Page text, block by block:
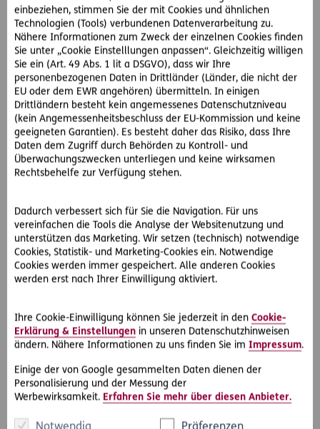
einbeziehen, stimmen Sie der mit Cookies und ähnlichen
Technologien (Tools) verbundenen Datenverarbeitung zu.
Nähere Informationen zum Zweck der einzelnen Cookies finden
Sie unter „Cookie Einstelllungen anpassen“. Gleichzeitig willigen
Sie ein (Art. 49 Abs. 1 lit a DSGVO), dass wir Ihre
personenbezogenen Daten in Drittländer (Länder, die nicht der
EU oder dem EWR angehören) übermitteln. In einigen
Drittländern besteht kein angemessenes Datenschutzniveau
(kein Angemessenheitsbeschluss der EU-Kommission und keine
geeigneten Garantien). Es besteht daher das Risiko, dass Ihre
Daten dem Zugriff durch Behörden zu Kontroll- und
Überwachungszwecken unterliegen und keine wirksamen
Rechtsbehelfe zur Verfügung stehen.
Dadurch verbessert sich für Sie die Navigation. Für uns
vereinfachen die Tools die Analyse der Websitenutzung und
unterstützen das Marketing. Wir setzen (technisch) notwendige
Cookies, Statistik- und Marketing-Cookies ein. Notwendige
Cookies werden immer gespeichert. Alle anderen Cookies
werden erst nach Ihrer Einwilligung aktiviert.
Ihre Cookie-Einwilligung können Sie jederzeit in den Cookie-
Erklärung & Einstellungen in unseren Datenschutzhinweisen
ändern. Nähere Informationen zu uns finden Sie im Impressum.
Einige der von Google gesammelten Daten dienen der
Personalisierung und der Messung der
Werbewirksamkeit. Erfahren Sie mehr über diesen Anbieter.
#Rechtsinformationen #Urlaub & Reisen
2021-07-01
Der Grüne Pass
Endlich wieder ohne Quarantäneverpflichtung in den Urlaub
sogenannte „Grüne Pass“.